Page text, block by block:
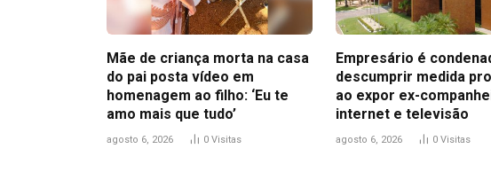
Mãe de criança morta na casa
do pai posta vídeo em
homenagem ao filho: ‘Eu te
amo mais que tudo’
agosto 6, 2026 0 Visitas
Empresário é
descumprir medida
ao expor ex-
internet e televisão
agosto 6, 2026 0 Visitas